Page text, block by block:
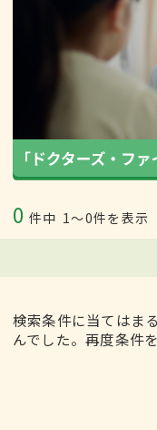
0 件中 1〜0件を表示
検索条件に当てはま
んでした。再度条件